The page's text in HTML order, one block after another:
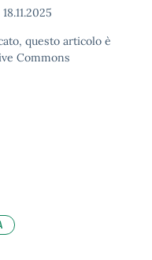
18.11.2025
questo articolo è
Commons